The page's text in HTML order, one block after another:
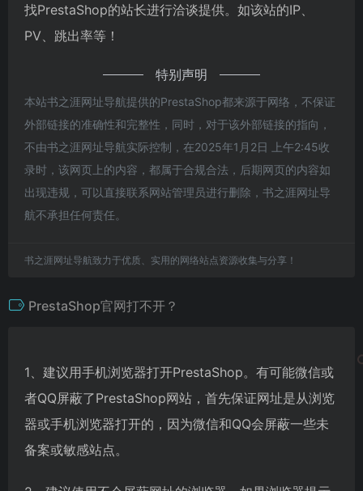
找PrestaShop的站长进行洽谈提供。如该站的IP、
PV、跳出率等！
特别声明
本站书之涯网址导航提供的PrestaShop都来源于网络，不保证
外部链接的准确性和完整性，同时，对于该外部链接的指向，
不由书之涯网址导航实际控制，在2025年1月2日 上午2:45收
录时，该网页上的内容，都属于合规合法，后期网页的内容如
出现违规，可以直接联系网站管理员进行删除，书之涯网址导
航不承担任何责任。
书之涯网址导航致力于优质、实用的网络站点资源收集与分享！
PrestaShop官网打不开？
1、建议用手机浏览器打开PrestaShop。有可能微信或
者QQ屏蔽了PrestaShop网站，首先保证网址是从浏览
器或手机浏览器打开的，因为微信和QQ会屏蔽一些未
备案或敏感站点。